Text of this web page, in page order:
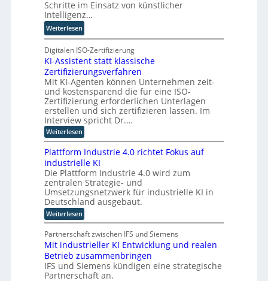
g
o
-
C
E
O
ü
r
T
a
r
t
e
a
n
t
e
n
c
o
m
p
u
t
i
n
g
u
n
d
k
ü
n
s
t
l
i
c
h
Schritte im Einsatz von künstlicher
Intelligenz…
Weiterlesen:
K
I
-
E
i
n
s
a
t
z
m
m
t
i
n
d
e
r
D
A
C
Digitalen ISO-Zertifizierung
KI-Assistent statt klassische
Zertifizierungsverfahren
Mit KI-Agenten können Unternehmen zeit-
und kostensparend die für eine ISO-
Zertifizierung erforderlichen Unterlagen
erstellen und sich zertifizieren lassen. Im
Interview spricht Dr.…
Weiterlesen:
K
-
A
s
i
s
t
e
n
t
s
t
a
t
t
Plattform Industrie 4.0 richtet Fokus auf
industrielle KI
Die Plattform Industrie 4.0 wird zum
zentralen Strategie- und
Umsetzungsnetzwerk für industrielle KI in
Deutschland ausgebaut.
Weiterlesen:
P
a
t
t
f
o
Partnerschaft zwischen IFS und Siemens
Mit industrieller KI Entwicklung und realen
Betrieb zusammenbringen
IFS und Siemens kündigen eine strategische
Partnerschaft an.